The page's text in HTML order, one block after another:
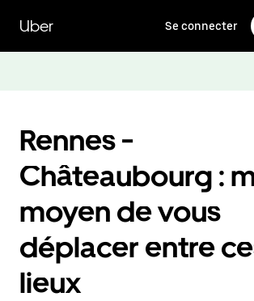
contenu
principal
Uber Se connecter
Rennes -
Châteaubourg :
moyen de vous
déplacer entre
lieux